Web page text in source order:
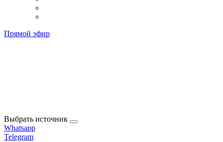
Прямой эфир
Выбрать источник
Whatsapp
Telegram